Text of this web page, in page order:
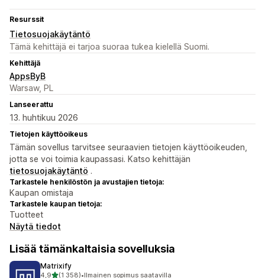
Resurssit
Tietosuojakäytäntö
Tämä kehittäjä ei tarjoa suoraa tukea kielellä Suomi.
Kehittäjä
AppsByB
Warsaw, PL
Lanseerattu
13. huhtikuu 2026
Tietojen käyttöoikeus
Tämän sovellus tarvitsee seuraavien tietojen käyttöoikeuden,
jotta se voi toimia kaupassasi. Katso kehittäjän
tietosuojakäytäntö .
Tarkastele henkilöstön ja avustajien tietoja:
Kaupan omistaja
Tarkastele kaupan tietoja:
Tuotteet
Näytä tiedot
Lisää tämänkaltaisia sovelluksia
Matrixify
4,9/ 5 tähteä
(1 358)•Ilmainen sopimus saatavilla